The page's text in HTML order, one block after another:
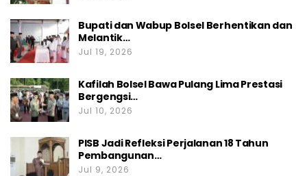
Bupati dan Wabup Bolsel Berhentikan dan
Melantik…
Jul 19, 2026
Kafilah Bolsel Bawa Pulang Lima Prestasi
Bergengsi…
Jul 10, 2026
PISB Jadi Refleksi Perjalanan 18 Tahun
Pembangunan…
Jul 9, 2026